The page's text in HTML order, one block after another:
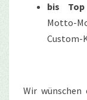
bis
Motto-
Custom-
Wir